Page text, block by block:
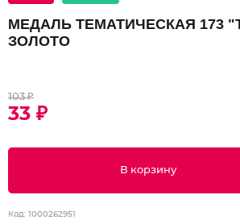
МЕДАЛЬ ТЕМАТИЧЕСКАЯ 173
ЗОЛОТО
103 ₽
33 ₽
В корзину
Код: 1000262951